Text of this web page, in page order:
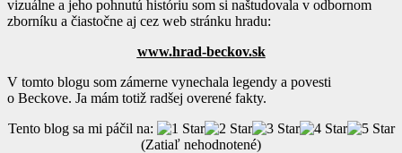
vizuálne a jeho pohnutú históriu som si naštudovala v odbornom
zborníku a čiastočne aj cez web stránku hradu:
www.hrad-beckov.sk
V tomto blogu som zámerne vynechala legendy a povesti
o Beckove. Ja mám totiž radšej overené fakty.
Tento blog sa mi páčil na:
(Zatiaľ nehodnotené)